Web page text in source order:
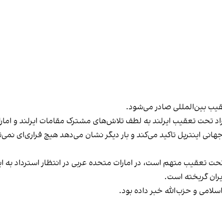
بین‌المللی صادر می‌شود.
تحت تعقیب ایرلند به لطف تلاش‌های مشترک مقامات ایرلند و
تاکید می‌کند و بار دیگر نشان می‌دهد هیچ فراری‌ای
تعقیب متهم است، در امارات متحده عربی در انتظار استرداد به